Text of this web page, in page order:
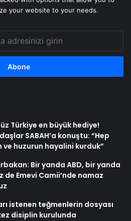
your website to your needs.
Türkiye en büyük hediye!
SABAH’a konuştu: “Hep
ve huzurun hayalini kurduk”
Bir yanda ABD, bir yanda
de Emevi Camii’nde namaz
istenen teğmenlerin dosyası
disiplin kurulunda